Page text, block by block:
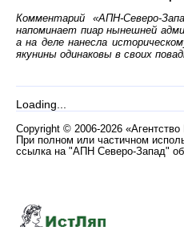
Комментарий «АПН-Северо-
напоминает пиар нынешней
а на деле нанесла
якунины одинаковы в своих
Loading...
Copyright © 2006-2026
При полном или частичном
ссылка на "АПН Северо-Запад"